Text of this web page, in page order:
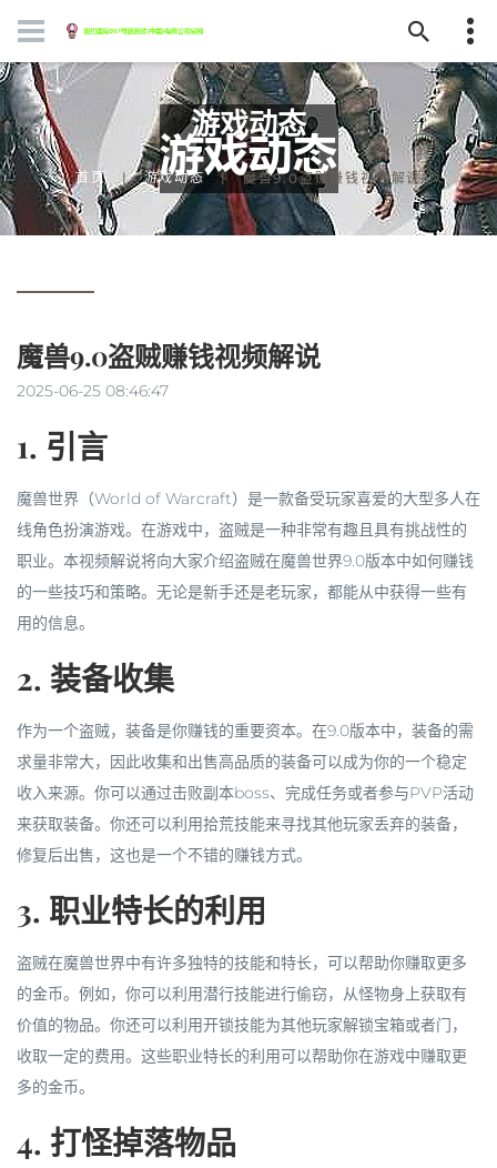
游戏动态
首页 游戏动态 魔兽9.0盗贼赚钱视频解说
魔兽9.0盗贼赚钱视频解说
2025-06-25 08:46:47
1. 引言
魔兽世界（World of Warcraft）是一款备受玩家喜爱的大型多人在
线角色扮演游戏。在游戏中，盗贼是一种非常有趣且具有挑战性的
职业。本视频解说将向大家介绍盗贼在魔兽世界9.0版本中如何赚钱
的一些技巧和策略。无论是新手还是老玩家，都能从中获得一些有
用的信息。
2. 装备收集
作为一个盗贼，装备是你赚钱的重要资本。在9.0版本中，装备的需
求量非常大，因此收集和出售高品质的装备可以成为你的一个稳定
收入来源。你可以通过击败副本boss、完成任务或者参与PVP活动
来获取装备。你还可以利用拾荒技能来寻找其他玩家丢弃的装备，
修复后出售，这也是一个不错的赚钱方式。
3. 职业特长的利用
盗贼在魔兽世界中有许多独特的技能和特长，可以帮助你赚取更多
的金币。例如，你可以利用潜行技能进行偷窃，从怪物身上获取有
价值的物品。你还可以利用开锁技能为其他玩家解锁宝箱或者门，
收取一定的费用。这些职业特长的利用可以帮助你在游戏中赚取更
多的金币。
4. 打怪掉落物品